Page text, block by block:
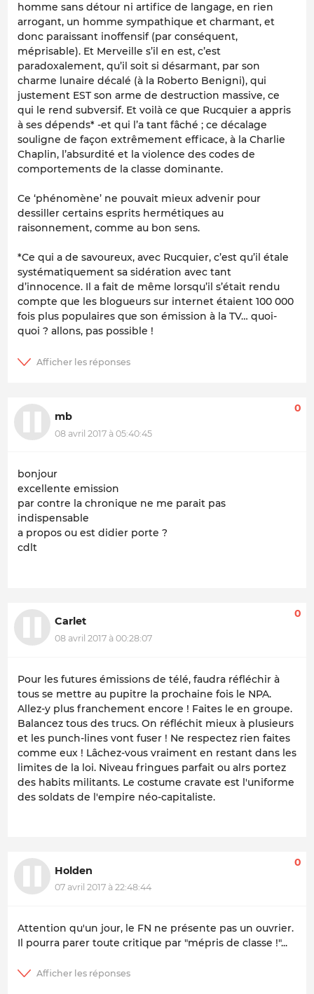
homme sans détour ni artifice de langage, en rien
arrogant, un homme sympathique et charmant, et
donc paraissant inoffensif (par conséquent,
méprisable). Et Merveille s’il en est, c’est
paradoxalement, qu’il soit si désarmant, par son
charme lunaire décalé (à la Roberto Benigni), qui
justement EST son arme de destruction massive, ce
qui le rend subversif. Et voilà ce que Rucquier a appris
à ses dépends* -et qui l’a tant fâché ; ce décalage
souligne de façon extrêmement efficace, à la Charlie
Chaplin, l’absurdité et la violence des codes de
comportements de la classe dominante.
Ce ‘phénomène’ ne pouvait mieux advenir pour
dessiller certains esprits hermétiques au
raisonnement, comme au bon sens.
*Ce qui a de savoureux, avec Rucquier, c’est qu’il étale
systématiquement sa sidération avec tant
d’innocence. Il a fait de même lorsqu’il s’était rendu
compte que les blogueurs sur internet étaient 100 000
fois plus populaires que son émission à la TV… quoi-
quoi ? allons, pas possible !
mb
08 avril 2017 à 05:40:45
0
bonjour
excellente emission
par contre la chronique ne me parait pas
indispensable
a propos ou est didier porte ?
cdlt
Carlet
08 avril 2017 à 00:28:07
0
Pour les futures émissions de télé, faudra réfléchir à
tous se mettre au pupitre la prochaine fois le NPA.
Allez-y plus franchement encore ! Faites le en groupe.
Balancez tous des trucs. On réfléchit mieux à plusieurs
et les punch-lines vont fuser ! Ne respectez rien faites
comme eux ! Lâchez-vous vraiment en restant dans les
limites de la loi. Niveau fringues parfait ou alrs portez
des habits militants. Le costume cravate est l'uniforme
des soldats de l'empire néo-capitaliste.
Holden
07 avril 2017 à 22:48:44
0
Attention qu'un jour, le FN ne présente pas un ouvrier.
Il pourra parer toute critique par "mépris de classe !"...